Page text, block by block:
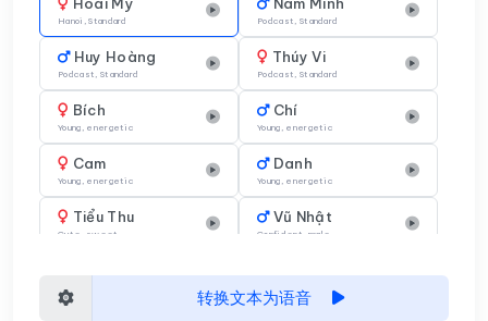
Hanoi, Standard Podcast, Standard
Huy Hoàng
Podcast, Standard
Thúy Vi
Podcast, Standard
Bích
Young, energetic
Chí
Young, energetic
Cam
Young, energetic
Danh
Young, energetic
Tiểu Thu
Cute, sweet
Vũ Nhật
Confident, male
Older, mature Young, energetic
转换文本为语音